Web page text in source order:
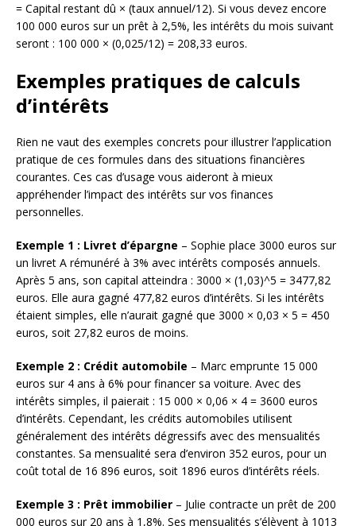
= Capital restant dû × (taux annuel/12). Si vous devez encore
100 000 euros sur un prêt à 2,5%, les intérêts du mois suivant
seront : 100 000 × (0,025/12) = 208,33 euros.
Exemples pratiques de calculs
d’intérêts
Rien ne vaut des exemples concrets pour illustrer l’application
pratique de ces formules dans des situations financières
courantes. Ces cas d’usage vous aideront à mieux
appréhender l’impact des intérêts sur vos finances
personnelles.
Exemple 1 : Livret d’épargne – Sophie place 3000 euros sur
un livret A rémunéré à 3% avec intérêts composés annuels.
Après 5 ans, son capital atteindra : 3000 × (1,03)^5 = 3477,82
euros. Elle aura gagné 477,82 euros d’intérêts. Si les intérêts
étaient simples, elle n’aurait gagné que 3000 × 0,03 × 5 = 450
euros, soit 27,82 euros de moins.
Exemple 2 : Crédit automobile – Marc emprunte 15 000
euros sur 4 ans à 6% pour financer sa voiture. Avec des
intérêts simples, il paierait : 15 000 × 0,06 × 4 = 3600 euros
d’intérêts. Cependant, les crédits automobiles utilisent
généralement des intérêts dégressifs avec des mensualités
constantes. Sa mensualité sera d’environ 352 euros, pour un
coût total de 16 896 euros, soit 1896 euros d’intérêts réels.
Exemple 3 : Prêt immobilier – Julie contracte un prêt de 200
000 euros sur 20 ans à 1,8%. Ses mensualités s’élèvent à 1013